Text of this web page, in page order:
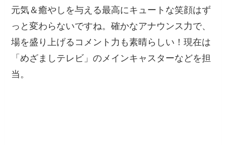
元気＆癒やしを与える最高にキュートな笑顔はず
っと変わらないですね。確かなアナウンス力で、
場を盛り上げるコメント力も素晴らしい！現在は
「めざましテレビ」のメインキャスターなどを担
当。